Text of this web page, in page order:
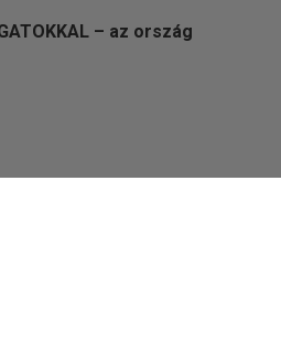
– az ország